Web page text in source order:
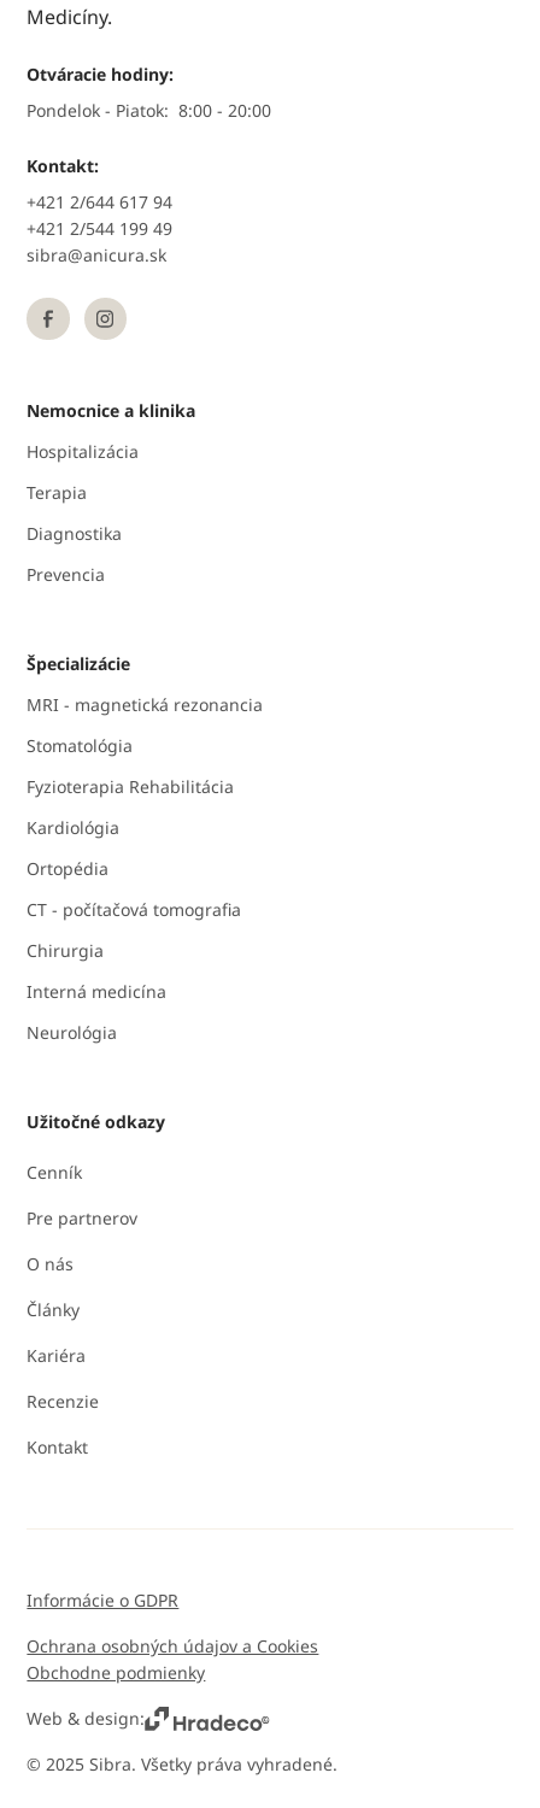
Otváracie hodiny:
Pondelok - Piatok: 8:00 - 20:00
Kontakt:
+421 2/644 617 94
+421 2/544 199 49
sibra@anicura.sk
Nemocnice a klinika
Hospitalizácia
Terapia
Diagnostika
Prevencia
Špecializácie
MRI - magnetická rezonancia
Stomatológia
Fyzioterapia Rehabilitácia
Kardiológia
Ortopédia
CT - počítačová tomografia
Chirurgia
Interná medicína
Neurológia
Užitočné odkazy
Cenník
Pre partnerov
O nás
Články
Kariéra
Recenzie
Kontakt
© 2025 Sibra. Všetky práva vyhradené.
Informácie o GDPR
Ochrana osobných údajov a Cookies
Obchodne podmienky
Web & design: